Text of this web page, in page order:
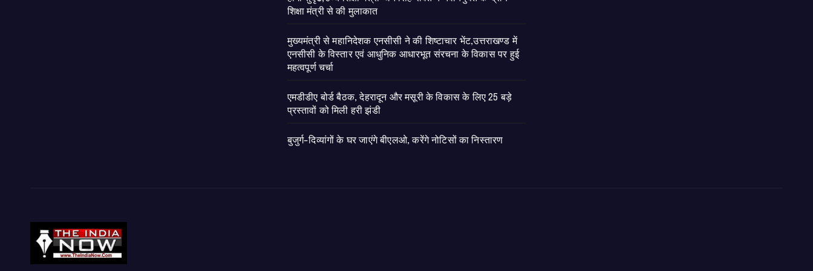
शिक्षा मंत्री से की मुलाकात
मुख्यमंत्री से महानिदेशक एनसीसी ने की शिष्टाचार भेंट,उत्तराखण्ड में
एनसीसी के विस्तार एवं आधुनिक आधारभूत संरचना के विकास पर हुई
महत्वपूर्ण चर्चा
एमडीडीए बोर्ड बैठक, देहरादून और मसूरी के विकास के लिए 25 बड़े
प्रस्तावों को मिली हरी झंडी
बुजुर्ग-दिव्यांगों के घर जाएंगे बीएलओ, करेंगे नोटिसों का निस्तारण